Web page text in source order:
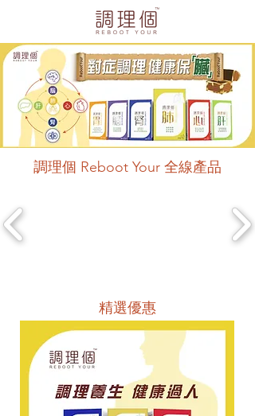
​調理個 Reboot Your 全線產品
精選優惠